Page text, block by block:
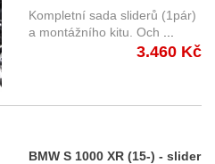
padací protektory SW-
Motech
Kompletní sada sliderů (1pár)
a montážního kitu. Och
3.460 Kč
BMW S 1000 XR (15-) - slider